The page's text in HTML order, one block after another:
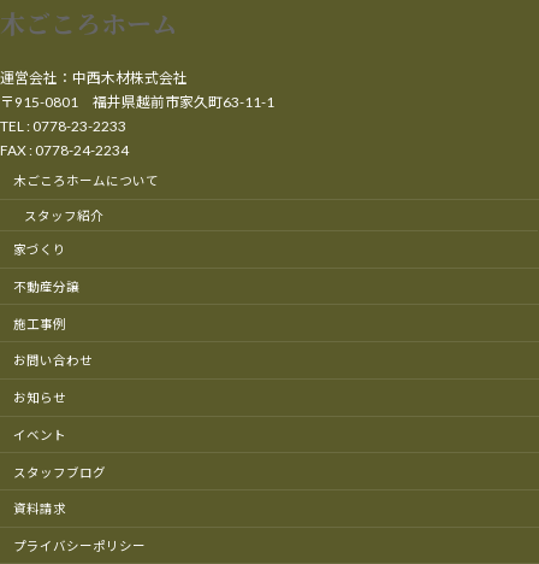
木ごころホーム
運営会社：中西木材株式会社
〒915-0801 福井県越前市家久町63-11-1
TEL : 0778-23-2233
FAX : 0778-24-2234
木ごころホームについて
スタッフ紹介
家づくり
不動産分譲
施工事例
お問い合わせ
お知らせ
イベント
スタッフブログ
資料請求
プライバシーポリシー